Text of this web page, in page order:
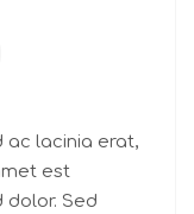
ac lacinia erat,
est
Sed